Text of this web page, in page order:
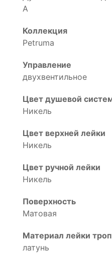
А
Коллекция
Petruma
Управление
двухвентильное
Цвет душевой
Никель
Цвет верхней лейки
Никель
Цвет ручной лейки
Никель
Поверхность
Матовая
Материал лейки
латунь